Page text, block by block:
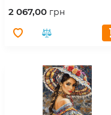
2 067,00 грн